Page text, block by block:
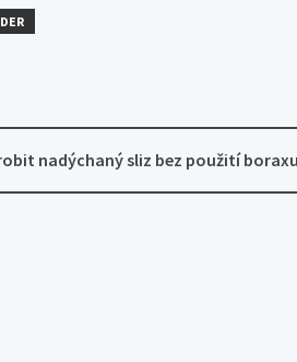
nadýchaný sliz bez použití